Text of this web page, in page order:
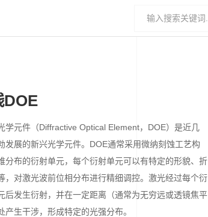
DOE
学元件（Diffractive Optical Element，DOE）是近几
发展的新兴光学元件。DOE通常采用微纳刻蚀工艺构
分布的衍射单元，每个衍射单元可以有特定的形貌、折
，对激光波前位相分布进行精细调控。激光经过每个衍
后发生衍射，并在一定距离（通常为无穷远或透镜焦平
产生干涉，形成特定的光强分布。